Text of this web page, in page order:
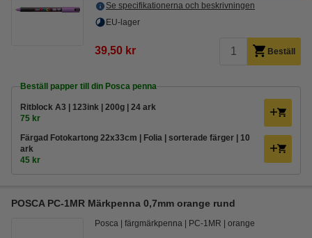
Se specifikationerna och beskrivningen
EU-lager
39,50 kr Beställ
Beställ papper till din Posca penna
Ritblock A3 | 123ink | 200g | 24 ark
75 kr
Färgad Fotokartong 22x33cm | Folia | sorterade färger | 10
ark
45 kr
POSCA PC-1MR Märkpenna 0,7mm orange rund
Posca färgmärkpenna PC-1MR orange